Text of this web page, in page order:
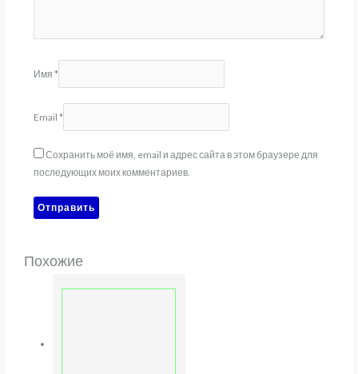
Имя *
Email *
Сохранить моё имя, email и адрес сайта в этом браузере для
последующих моих комментариев.
Похожие